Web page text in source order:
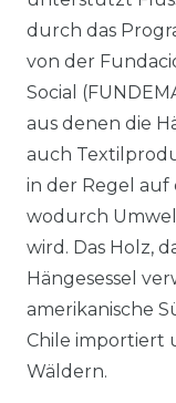
durch das
von der
Social
aus denen die
auch
in der Regel
wodurch
wird. Das Holz,
Hängesessel
amerikanische
Chile importiert
Wäldern.